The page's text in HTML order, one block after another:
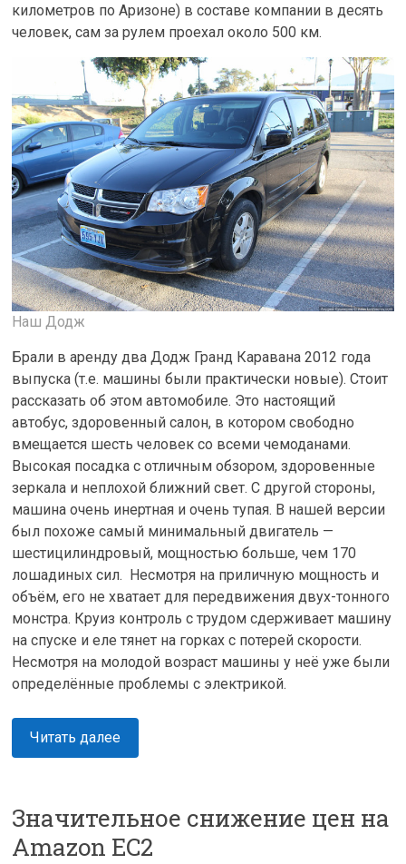
километров по Аризоне) в составе компании в десять
человек, сам за рулем проехал около 500 км.
Наш Додж
Брали в аренду два Додж Гранд Каравана 2012 года
выпуска (т.е. машины были практически новые). Стоит
рассказать об этом автомобиле. Это настоящий
автобус, здоровенный салон, в котором свободно
вмещается шесть человек со всеми чемоданами.
Высокая посадка с отличным обзором, здоровенные
зеркала и неплохой ближний свет. С другой стороны,
машина очень инертная и очень тупая. В нашей версии
был похоже самый минимальный двигатель —
шестицилиндровый, мощностью больше, чем 170
лошадиных сил. Несмотря на приличную мощность и
объём, его не хватает для передвижения двух-тонного
монстра. Круиз контроль с трудом сдерживает машину
на спуске и еле тянет на горках с потерей скорости.
Несмотря на молодой возраст машины у неё уже были
определённые проблемы с электрикой.
Читать далее
Значительное снижение цен на
Amazon EC2